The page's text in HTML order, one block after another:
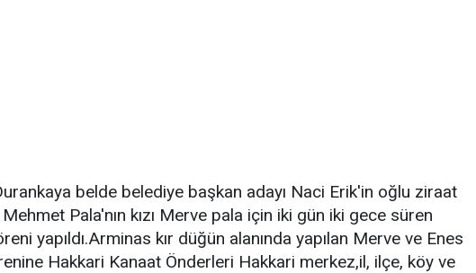
belde belediye başkan adayı Naci Erik'in oğlu ziraat
Pala'nın kızı Merve pala için iki gün iki gece süren
yapıldı.Arminas kır düğün alanında yapılan Merve ve Enes
Hakkari Kanaat Önderleri Hakkari merkez,il, ilçe, köy ve